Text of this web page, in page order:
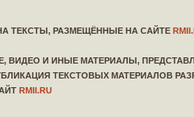
ТЕКСТЫ, РАЗМЕЩЁННЫЕ НА САЙТЕ
ВИДЕО И ИНЫЕ МАТЕРИАЛЫ,
ТЕКСТОВЫХ МАТЕРИАЛОВ
RMII.RU